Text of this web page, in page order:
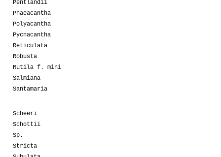
Pentlandii
Phaeacantha
Polyacantha
Pycnacantha
Reticulata
Robusta
Rutila f. mini
Salmiana
Santamaria
Scheeri
Schottii
Sp.
Stricta